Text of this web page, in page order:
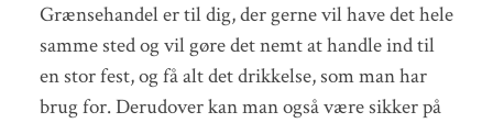
Grænsehandel er til dig, der gerne vil have det hele
samme sted og vil gøre det nemt at handle ind til
en stor fest, og få alt det drikkelse, som man har
brug for. Derudover kan man også være sikker på